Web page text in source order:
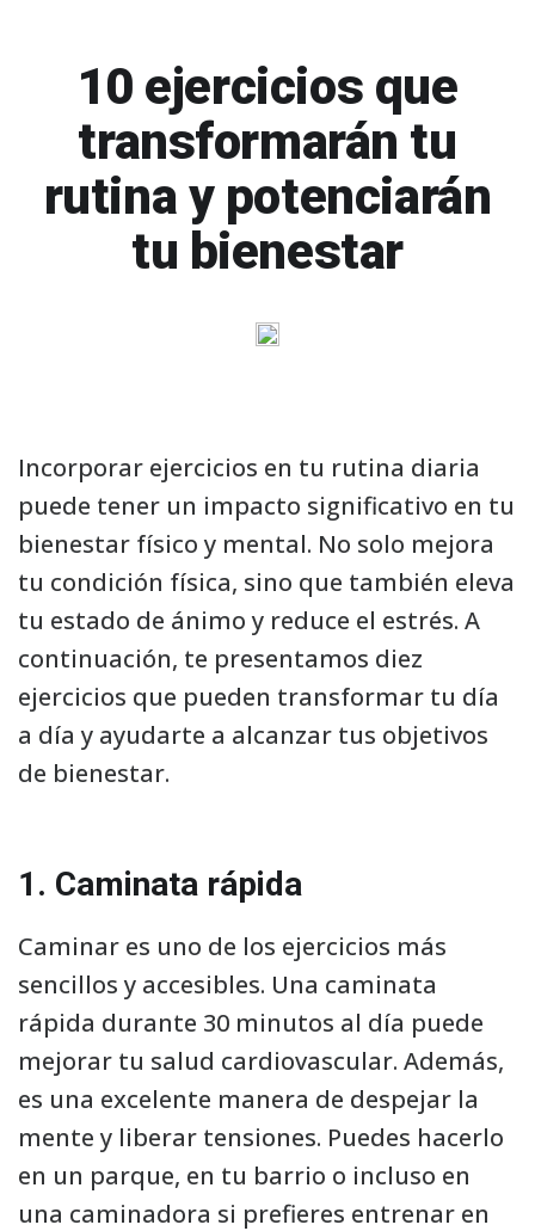
10 ejercicios que
transformarán tu
rutina y potenciarán
tu bienestar
Incorporar ejercicios en tu rutina diaria
puede tener un impacto significativo en tu
bienestar físico y mental. No solo mejora
tu condición física, sino que también eleva
tu estado de ánimo y reduce el estrés. A
continuación, te presentamos diez
ejercicios que pueden transformar tu día
a día y ayudarte a alcanzar tus objetivos
de bienestar.
1. Caminata rápida
Caminar es uno de los ejercicios más
sencillos y accesibles. Una caminata
rápida durante 30 minutos al día puede
mejorar tu salud cardiovascular. Además,
es una excelente manera de despejar la
mente y liberar tensiones. Puedes hacerlo
en un parque, en tu barrio o incluso en
una caminadora si prefieres entrenar en